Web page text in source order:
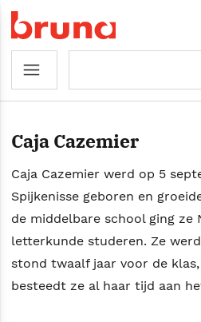
Caja Cazemier
Caja Cazemier werd op 5
Spijkenisse geboren en
de middelbare school ging ze
letterkunde studeren. Ze
stond twaalf jaar voor de
besteedt ze al haar tijd aan